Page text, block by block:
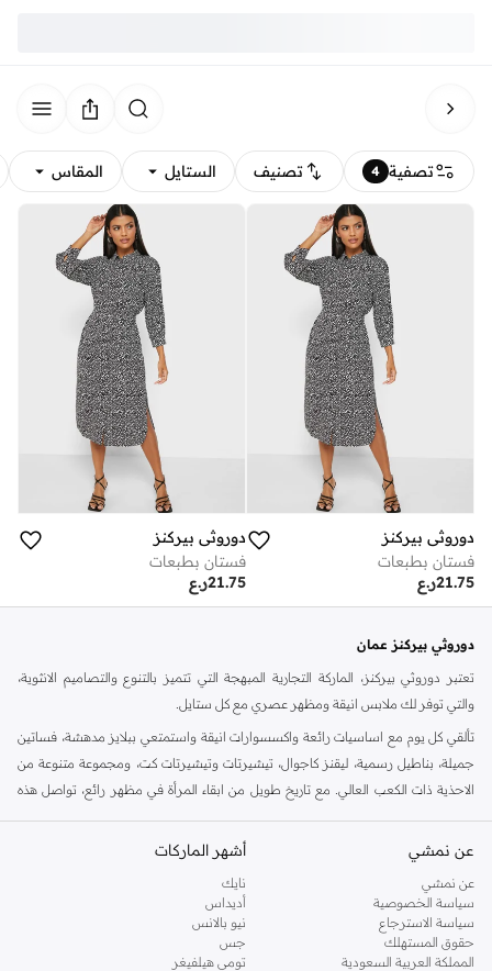
تصفية 4 تصنيف الستايل المقاس
دوروثي بيركنز
فستان بطبعات
ر.ع21.75
دوروثي بيركنز
فستان بطبعات
ر.ع21.75
دوروثي بيركنز عمان
تعتبر دوروثي بيركنز، الماركة التجارية المبهجة التي تتميز بالتنوع والتصاميم الانثوية،
والتي توفر لك ملابس انيقة ومظهر عصري مع كل ستايل.
تألقي كل يوم مع اساسيات رائعة واكسسوارات انيقة واستمتعي ببلايز مدهشة، فساتين
جميلة، بناطيل رسمية، ليقنز كاجوال، تيشيرتات وتيشيرتات كت، ومجموعة متنوعة من
الاحذية ذات الكعب العالي. مع تاريخ طويل من ابقاء المرأة في مظهر رائع، تواصل هذه
كنت تقومين بتجديد خزانة ملابسك الملائمة للعمل، البحث عن فستان مثالي للحفلات او
اليه.
تسوقي دوروثي بيركنز اون لاين مسقط
تسوقي دوروثي بيركنز اون لاين من نمشي واستمتعي باكثر من الف ستايل من مجموعة
عن نمشي
عن نمشي
سياسة الخصوصية
سياسة الاسترجاع
حقوق المستهلك
المملكة العربية السعودية
أشهر الماركات
نايك
أديداس
نيو بالانس
جس
تومي هيلفيغر